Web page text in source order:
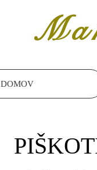
DOMOV